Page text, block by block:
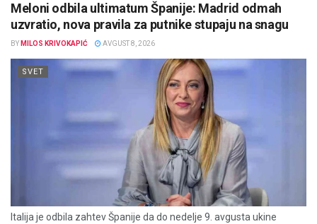
Meloni odbila ultimatum Španije: Madrid odmah
uzvratio, nova pravila za putnike stupaju na snagu
BY MILOS KRIVOKAPIĆ AVGUST 8, 2026
SVET
Italija je odbila zahtev Španije da do nedelje 9. avgusta ukine